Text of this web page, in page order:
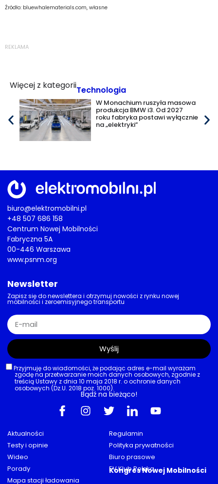
Źródło: bluewhalematerials.com, własne
REKLAMA
Więcej z kategoriiTechnologia
W Monachium ruszyła masowa
produkcja BMW i3. Od 2027
roku fabryka postawi wyłącznie
na „elektryki”
biuro@elektromobilni.pl
+48 507 686 158
Centrum Nowej Mobilności
Fabryczna 5A
00-446 Warszawa
www.psnm.org
Aktualności
Testy i opinie
Wideo
Porady
Mapa stacji ładowania
Regulamin
Polityka prywatności
Biuro prasowe
EV Klub Polska
Kongres Nowej Mobilności
Newsletter
Zapisz się do newslettera i otrzymuj nowości z rynku nowej
mobilności i zeroemisyjnego transportu
Przyjmuję do wiadomości, że podając adres e-mail wyrażam
zgodę na przetwarzanie moich danych osobowych, zgodnie z
treścią Ustawy z dnia 10 maja 2018 r. o ochronie danych
osobowych (Dz.U. 2018 poz. 1000).
Wyślij
Bądź na bieżąco!